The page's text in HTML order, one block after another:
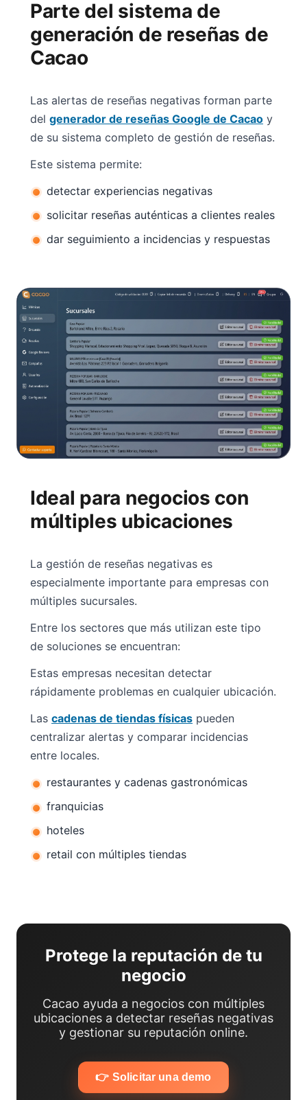
Parte del sistema de
generación de reseñas de
Cacao
Las alertas de reseñas negativas forman parte
del generador de reseñas Google de Cacao y
de su sistema completo de gestión de reseñas.
Este sistema permite:
detectar experiencias negativas
solicitar reseñas auténticas a clientes reales
dar seguimiento a incidencias y respuestas
Ideal para negocios con
múltiples ubicaciones
La gestión de reseñas negativas es
especialmente importante para empresas con
múltiples sucursales.
Entre los sectores que más utilizan este tipo
de soluciones se encuentran:
Estas empresas necesitan detectar
rápidamente problemas en cualquier ubicación.
Las cadenas de tiendas físicas pueden
centralizar alertas y comparar incidencias
entre locales.
restaurantes y cadenas gastronómicas
franquicias
hoteles
retail con múltiples tiendas
Protege la reputación de tu
negocio
Cacao ayuda a negocios con múltiples
ubicaciones a detectar reseñas negativas
y gestionar su reputación online.
👉 Solicitar una demo